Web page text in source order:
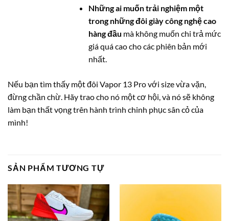
Những ai muốn trải nghiệm một
trong những đôi giày công nghệ cao
hàng đầu mà không muốn chi trả mức
giá quá cao cho các phiên bản mới
nhất.
Nếu bạn tìm thấy một đôi Vapor 13 Pro với size vừa vặn,
đừng chần chừ. Hãy trao cho nó một cơ hội, và nó sẽ không
làm bạn thất vọng trên hành trình chinh phục sân cỏ của
mình!
SẢN PHẨM TƯƠNG TỰ